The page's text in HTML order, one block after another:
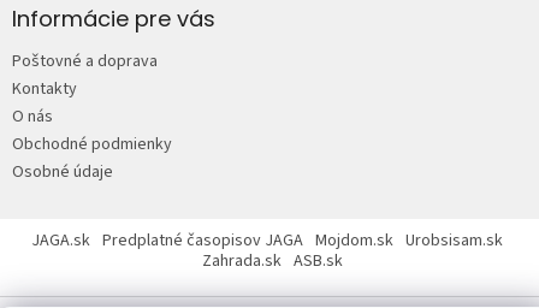
p
e
Informácie pre vás
Poštovné a doprava
Kontakty
O nás
Obchodné podmienky
Osobné údaje
JAGA.sk Predplatné časopisov JAGA Mojdom.sk Urobsisam.sk
Zahrada.sk ASB.sk